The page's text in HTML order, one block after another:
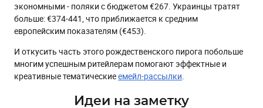
Все о празднике: как отмечать, приметы, стол,
подготовка
Предлагайте лайфхаки и полезные инструменты для
Отправляйте рецепты коктейлей
Поделитесь идеями как накрыть стол на Рождество
Конкурсы и викторины
экономными - поляки с бюджетом €267. Украинцы тратят
больше: €374-441, что приближается к средним
европейским показателям (€453).
И откусить часть этого рождественского пирога побольше
многим успешным ритейлерам помогают эффектные и
креативные тематическиеемейл-рассылки.
Идеи на заметку